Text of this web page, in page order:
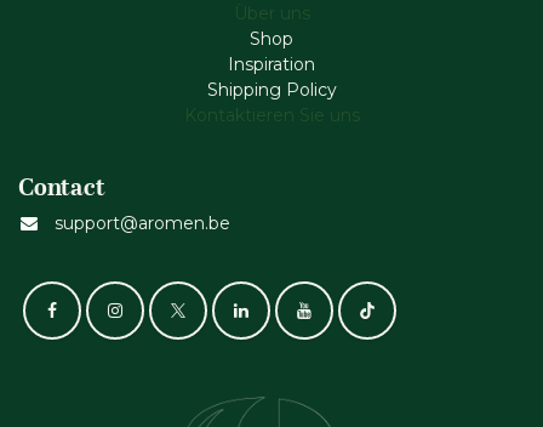
Über uns
Shop
Inspiration
Shipping Policy
Kontaktieren Sie uns
Contact
support@aromen.be